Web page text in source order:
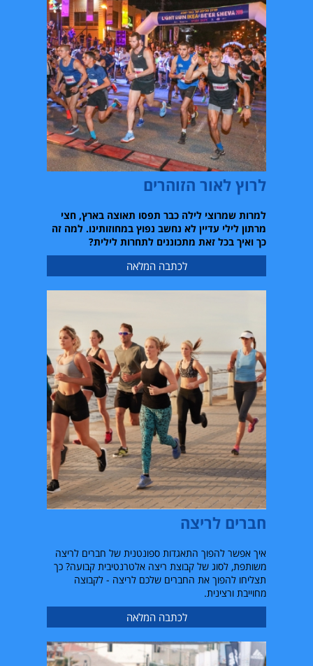
לרוץ לאור הזוהרים
למרות שמרוצי לילה כבר תפסו תאוצה בארץ,חצי
מרתון לילי עדיין לא נחשב נפוץ במחוזותינו.למה זה
כך ואיך בכל זאת מתכוננים לתחרות לילית?
לכתבה המלאה
חברים לריצה
איך אפשר להפוך התאגדות ספונטנית של חברים לריצה
משותפת, לסוג של קבוצת ריצה אלטרנטיבית קבועה? כך
תצליחו להפוך את החברים שלכם לריצה - לקבוצה
מחוייבת ורצינית.
לכתבה המלאה